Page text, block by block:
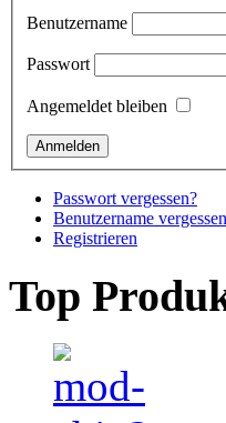
Benutzername
Passwort
Angemeldet bleiben
Passwort vergessen?
Benutzername
Registrieren
Top